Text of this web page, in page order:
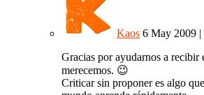
Kaos 6 May 2009 |
Gracias por ayudarnos a recibir
merecemos. 😉
Criticar sin proponer es algo